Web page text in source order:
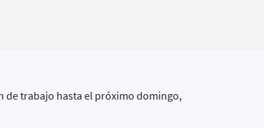
de trabajo hasta el próximo domingo,